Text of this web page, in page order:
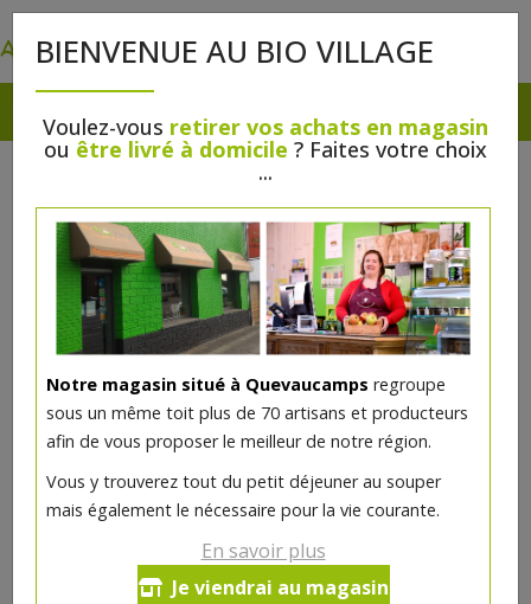
BIENVENUE AU BIO VILLAGE
Voulez-vous retirer vos achats en magasin
ou être livré à domicile ? Faites votre choix
...
Notre magasin situé à Quevaucamps regroupe
sous un même toit plus de 70 artisans et producteurs
afin de vous proposer le meilleur de notre région.
Vous y trouverez tout du petit déjeuner au souper
mais également le nécessaire pour la vie courante.
En savoir plus
Je viendrai au magasin
Tache noire de veau